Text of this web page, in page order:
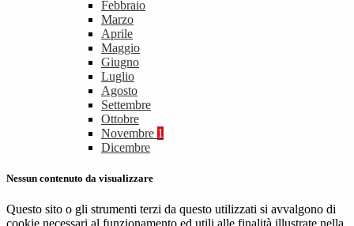
Febbraio
Marzo
Aprile
Maggio
Giugno
Luglio
Agosto
Settembre
Ottobre
Novembre 1
Dicembre
Nessun contenuto da visualizzare
Questo sito o gli strumenti terzi da questo utilizzati si avvalgono di